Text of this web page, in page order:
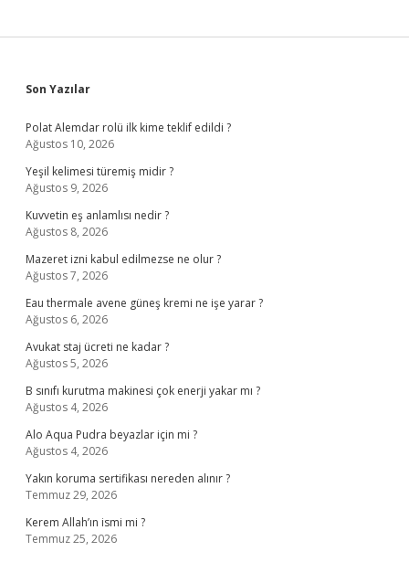
Sidebar
Son Yazılar
Polat Alemdar rolü ilk kime teklif edildi ?
Ağustos 10, 2026
Yeşil kelimesi türemiş midir ?
Ağustos 9, 2026
Kuvvetin eş anlamlısı nedir ?
Ağustos 8, 2026
Mazeret izni kabul edilmezse ne olur ?
Ağustos 7, 2026
Eau thermale avene güneş kremi ne işe yarar ?
Ağustos 6, 2026
Avukat staj ücreti ne kadar ?
Ağustos 5, 2026
B sınıfı kurutma makinesi çok enerji yakar mı ?
Ağustos 4, 2026
Alo Aqua Pudra beyazlar için mi ?
Ağustos 4, 2026
Yakın koruma sertifikası nereden alınır ?
Temmuz 29, 2026
Kerem Allah’ın ismi mi ?
Temmuz 25, 2026